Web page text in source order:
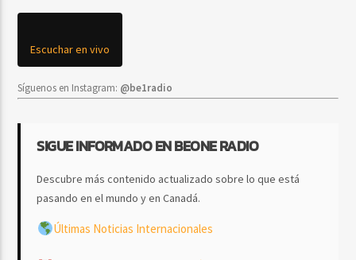
Escuchar en vivo
Síguenos en Instagram: @be1radio
SIGUE INFORMADO EN BEONE RADIO
Descubre más contenido actualizado sobre lo que está
pasando en el mundo y en Canadá.
Últimas Noticias Internacionales